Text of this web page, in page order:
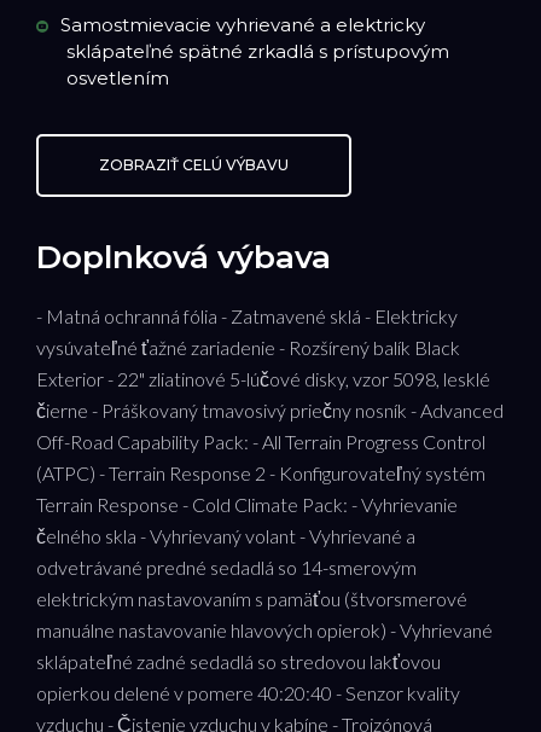
Samostmievacie vyhrievané a elektricky
sklápateľné spätné zrkadlá s prístupovým
osvetlením
ZOBRAZIŤ CELÚ VÝBAVU
Doplnková výbava
- Matná ochranná fólia - Zatmavené sklá - Elektricky
vysúvateľné ťažné zariadenie - Rozšírený balík Black
Exterior - 22" zliatinové 5-lúčové disky, vzor 5098, lesklé
čierne - Práškovaný tmavosivý priečny nosník - Advanced
Off-Road Capability Pack: - All Terrain Progress Control
(ATPC) - Terrain Response 2 - Konfigurovateľný systém
Terrain Response - Cold Climate Pack: - Vyhrievanie
čelného skla - Vyhrievaný volant - Vyhrievané a
odvetrávané predné sedadlá so 14-smerovým
elektrickým nastavovaním s pamäťou (štvorsmerové
manuálne nastavovanie hlavových opierok) - Vyhrievané
sklápateľné zadné sedadlá so stredovou lakťovou
opierkou delené v pomere 40:20:40 - Senzor kvality
vzduchu - Čistenie vzduchu v kabíne - Trojzónová